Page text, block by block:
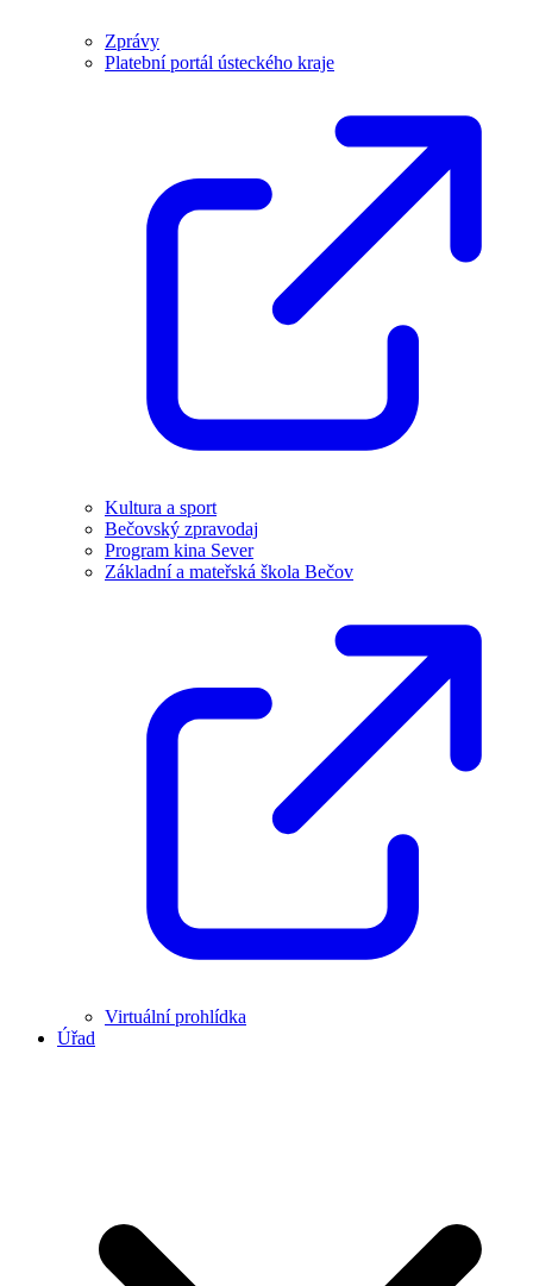
Zprávy
Platební portál ústeckého kraje
Kultura a sport
Bečovský zpravodaj
Program kina Sever
Základní a mateřská škola Bečov
Virtuální prohlídka
Úřad